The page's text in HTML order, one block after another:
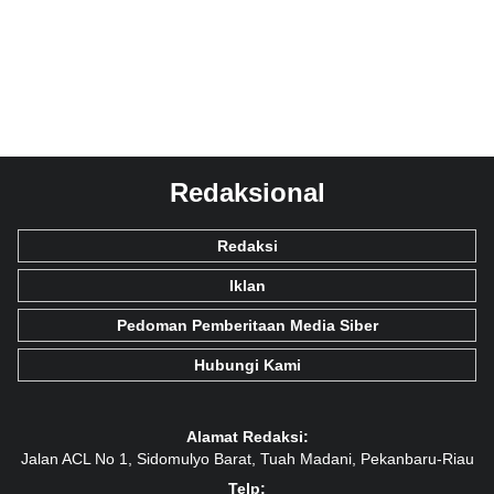
Redaksional
Redaksi
Iklan
Pedoman Pemberitaan Media Siber
Hubungi Kami
Alamat Redaksi:
Jalan ACL No 1, Sidomulyo Barat, Tuah Madani, Pekanbaru-Riau
Telp: